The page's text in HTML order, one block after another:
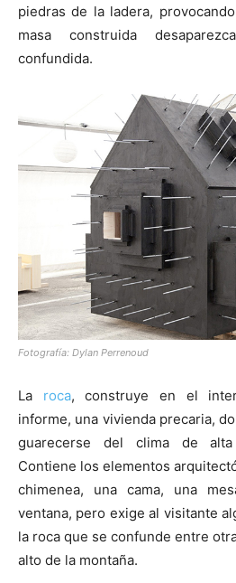
piedras de la ladera,
masa construida
confundida.
Fotografía: Dylan Perrenoud
La roca, construye en el
informe, una vivienda precaria,
guarecerse del clima de alta
Contiene los elementos
chimenea, una cama, una
ventana, pero exige al visitante
la roca que se confunde entre
alto de la montaña.